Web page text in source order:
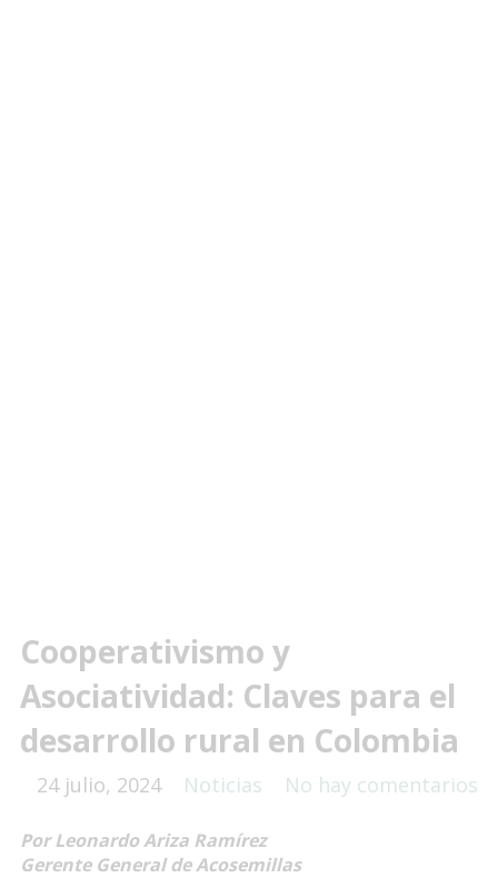
Cooperativismo y
Asociatividad: Claves para el
desarrollo rural en Colombia
24 julio, 2024 Noticias No hay comentarios
Por Leonardo Ariza Ramírez
Gerente General de Acosemillas